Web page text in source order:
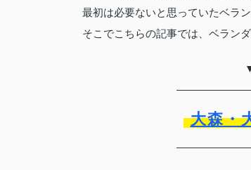
最初は必要ないと思っていたベラ
そこでこちらの記事では、ベラン
大森・